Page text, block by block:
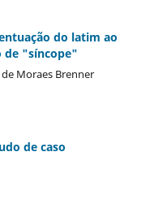
do latim ao
de "síncope"
Moraes Brenner
de caso